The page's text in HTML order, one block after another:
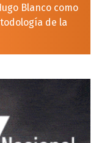
Blanco como
de la